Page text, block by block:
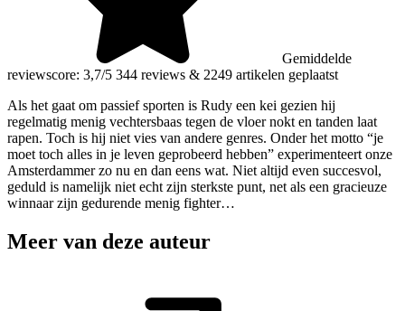
Gemiddelde
reviewscore: 3,7/5 344 reviews & 2249 artikelen geplaatst
Als het gaat om passief sporten is Rudy een kei gezien hij
regelmatig menig vechtersbaas tegen de vloer nokt en tanden laat
rapen. Toch is hij niet vies van andere genres. Onder het motto “je
moet toch alles in je leven geprobeerd hebben” experimenteert onze
Amsterdammer zo nu en dan eens wat. Niet altijd even succesvol,
geduld is namelijk niet echt zijn sterkste punt, net als een gracieuze
winnaar zijn gedurende menig fighter…
Meer van deze auteur